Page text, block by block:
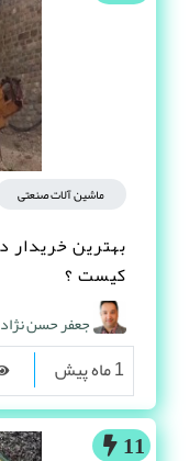
ماشین آلات صنعتی
بهترین
کیست ؟
جعفر حسن نژاد
1 ماه پیش
11